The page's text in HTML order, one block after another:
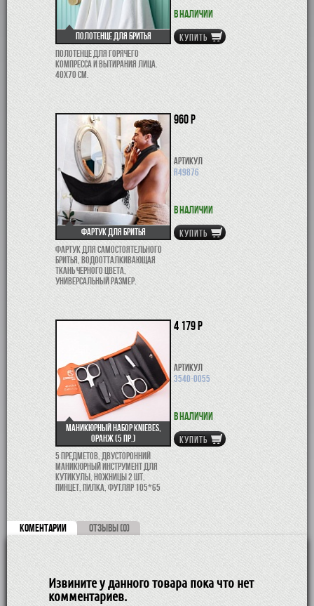
Полотенце для бритья
Полотенце для горячего
компресса и вытирания лица.
40х70 см.
В наличии
КУПИТЬ
Фартук для бритья
Фартук для самостоятельного
бритья, водоотталкивающая
ткань черного цвета,
универсальный размер.
960 р
Артикул
R49876
В наличии
КУПИТЬ
Маникюрный набор Kniebes,
Оранж (5 пр.)
5 предметов, двусторонний
маникюрный инструмент для
кутикулы, ножницы 2 шт,
пинцет, пилка, футляр 105*65
4 179 р
Артикул
3540-0055
В наличии
КУПИТЬ
КОМЕНТАРИИ ОТЗЫВЫ (0)
Извините у данного товара пока что нет
комментариев.